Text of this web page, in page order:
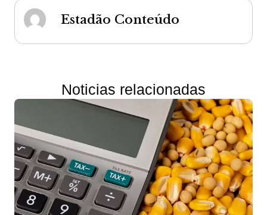
Estadão Conteúdo
Noticias relacionadas